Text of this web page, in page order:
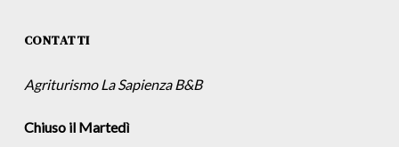
CONTATTI
Agriturismo La Sapienza B&B
Chiuso il Martedì